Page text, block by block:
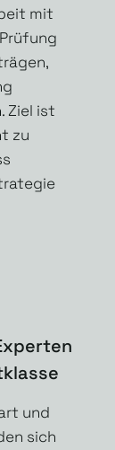
mit
Ziel ist
zu
und
sich